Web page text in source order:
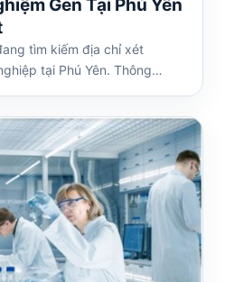
Gen Tại Phú Yên
tìm kiếm địa chỉ xét
tại Phú Yên. Thông…